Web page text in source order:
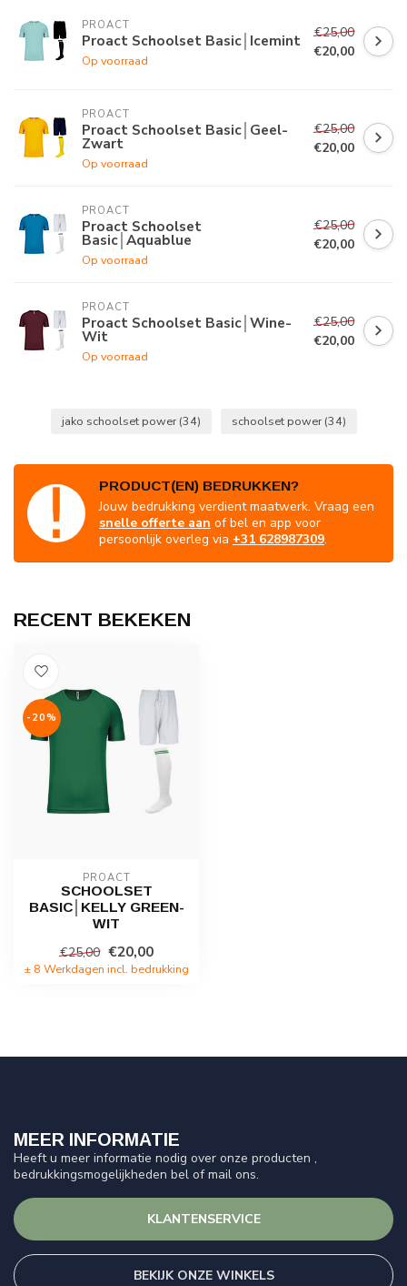
PROACT
Proact Schoolset Basic│Icemint
Op voorraad
€25,00
€20,00
PROACT
Proact Schoolset Basic│Geel-
Zwart
Op voorraad
€25,00
€20,00
PROACT
Proact Schoolset
Basic│Aquablue
Op voorraad
€25,00
€20,00
PROACT
Proact Schoolset Basic│Wine-
Wit
Op voorraad
€25,00
€20,00
jako schoolset power (34) schoolset power (34)
PRODUCT(EN) BEDRUKKEN?
Jouw bedrukking verdient maatwerk. Vraag een
snelle offerte aan of bel en app voor
persoonlijk overleg via +31 628987309.
RECENT BEKEKEN
-20%
PROACT
SCHOOLSET
BASIC│KELLY GREEN-
WIT
€25,00 €20,00
± 8 Werkdagen incl. bedrukking
MEER INFORMATIE
Heeft u meer informatie nodig over onze producten ,
bedrukkingsmogelijkheden bel of mail ons.
KLANTENSERVICE
BEKIJK ONZE WINKELS